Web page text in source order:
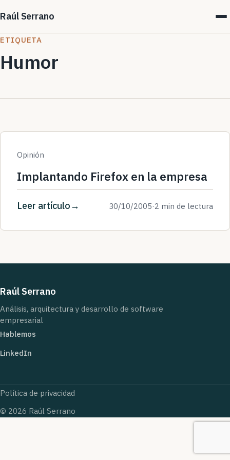
Raúl Serrano
ETIQUETA
Humor
Opinión
Implantando Firefox en la empresa
Leer artículo 30/10/2005·2 min de lectura
Raúl Serrano
Análisis, arquitectura y desarrollo de software
empresarial
Hablemos
LinkedIn
Política de privacidad
© 2026 Raúl Serrano